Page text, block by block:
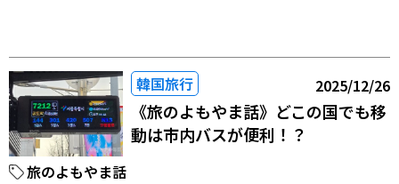
韓国旅行 2025/12/26
《旅のよもやま話》どこの国でも移
動は市内バスが便利！？
旅のよもやま話